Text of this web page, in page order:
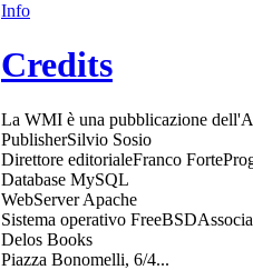
Info
Credits
La WMI è una pubblicazione
PublisherSilvio Sosio
Direttore editorialeFranco
Database MySQL
WebServer Apache
Sistema operativo
Delos Books
Piazza Bonomelli, 6/4...